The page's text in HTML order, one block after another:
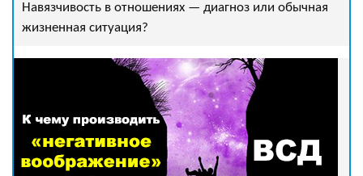
Навязчивость в отношениях — диагноз или обычная
жизненная ситуация?